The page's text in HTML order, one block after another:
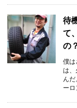
待
て
の？
僕は
は
ん
ー